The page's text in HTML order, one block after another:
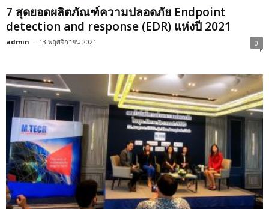
7 สุดยอดผลิตภัณฑ์ความปลอดภัย Endpoint
detection and response (EDR) แห่งปี 2021
admin - 13 พฤศจิกายน 2021 0